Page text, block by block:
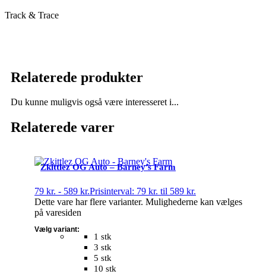
Track & Trace
Relaterede produkter
Du kunne muligvis også være interesseret i...
Relaterede varer
Zkittlez OG Auto – Barney’s Farm
79 kr. - 589 kr.Prisinterval: 79 kr. til 589 kr.
1 stk
3 stk
5 stk
10 stk
Vælg variant:
Dette vare har flere varianter. Mulighederne kan vælges
på varesiden